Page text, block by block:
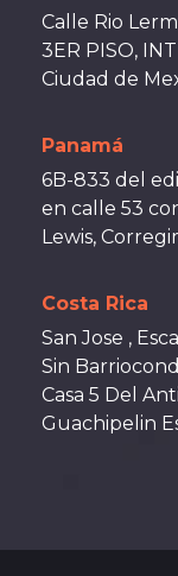
Calle Rio
3ER PISO,
Ciudad de
Panamá
6B-833 del
en calle 53
Lewis,
Costa Rica
San Jose ,
Sin
Casa 5 Del
Guachipelin